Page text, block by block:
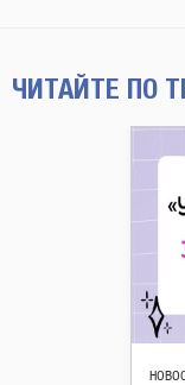
ЧИТАЙТЕ ПО